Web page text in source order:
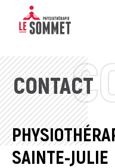
CONTACT
SAINTE-JULIE